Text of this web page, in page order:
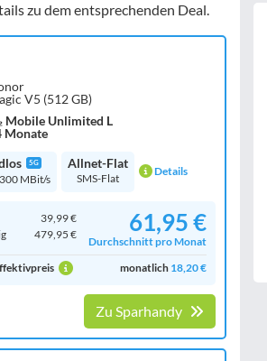
zu dem entsprechenden Deal.
V5 (512 GB)
Mobile Unlimited L
Monate
5G
MBit/s
Allnet-Flat
SMS-Flat Details
39,99 €
479,95 € 61,95 €
Durchschnitt pro Monat
monatlich 18,20 €
Zu Sparhandy